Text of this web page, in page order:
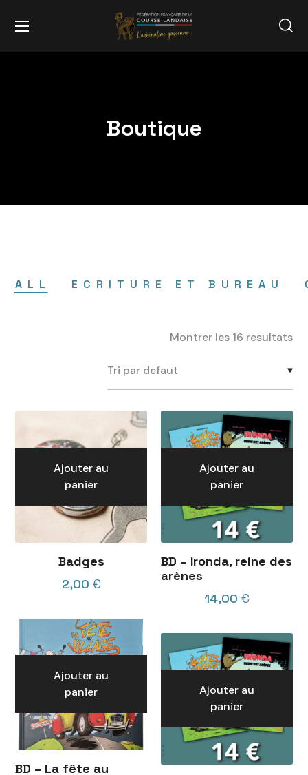
Boutique
ALL ECRITURE ET BUREAU
Montrer les 16 resultats
Ajouter au
panier
Badges
2,00 €
Ajouter au
panier
BD – Ironda, reine des
arènes
14,00 €
Ajouter au
panier
BD – La fête au
Ajouter au
panier